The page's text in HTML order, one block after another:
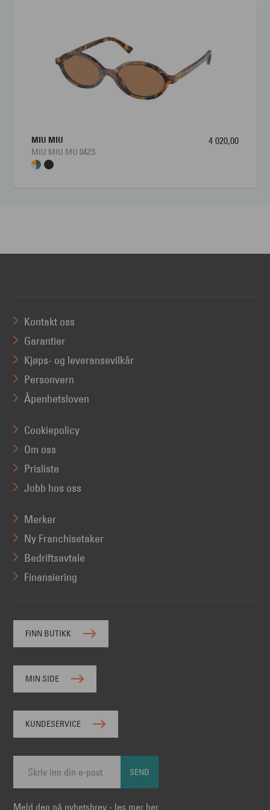
MIU MIU
MIU MIU MU 04ZS
4 020,00
Kontakt oss
Garantier
Kjøps- og leveransevilkår
Personvern
Åpenhetsloven
Cookiepolicy
Om oss
Prisliste
Jobb hos oss
Merker
Ny Franchisetaker
Bedriftsavtale
Finansiering
FINN BUTIKK
MIN SIDE
KUNDESERVICE
SEND
Meld deg på nyhetsbrev - les mer her